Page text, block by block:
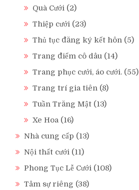
Quà Cưới (2)
Thiệp cưới (23)
Thủ tục đăng ký kết hôn (5)
Trang điểm cô dâu (14)
Trang phục cưới, áo cưới. (55)
Trang trí gia tiên (8)
Tuần Trăng Mật (13)
Xe Hoa (16)
Nhà cung cấp (13)
Nội thất cưới (11)
Phong Tục Lễ Cưới (108)
Tâm sự riêng (38)